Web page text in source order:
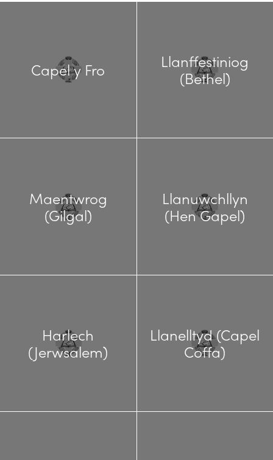
Capel y Fro
Llanffestiniog
(Bethel)
Maentwrog
(Gilgal)
Llanuwchllyn
(Hen Gapel)
Harlech
(Jerwsalem)
Llanelltyd (Capel
Coffa)